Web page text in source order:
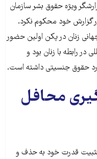
ویژه حقوق بشر سازمان
در گزارش خود محکوم نکرد.
زنان در پکن اولین حضور
در رابطه با زنان بود و
مورد حقوق جنسیتی داشته است.
محافل
قدرت خود به حذف و